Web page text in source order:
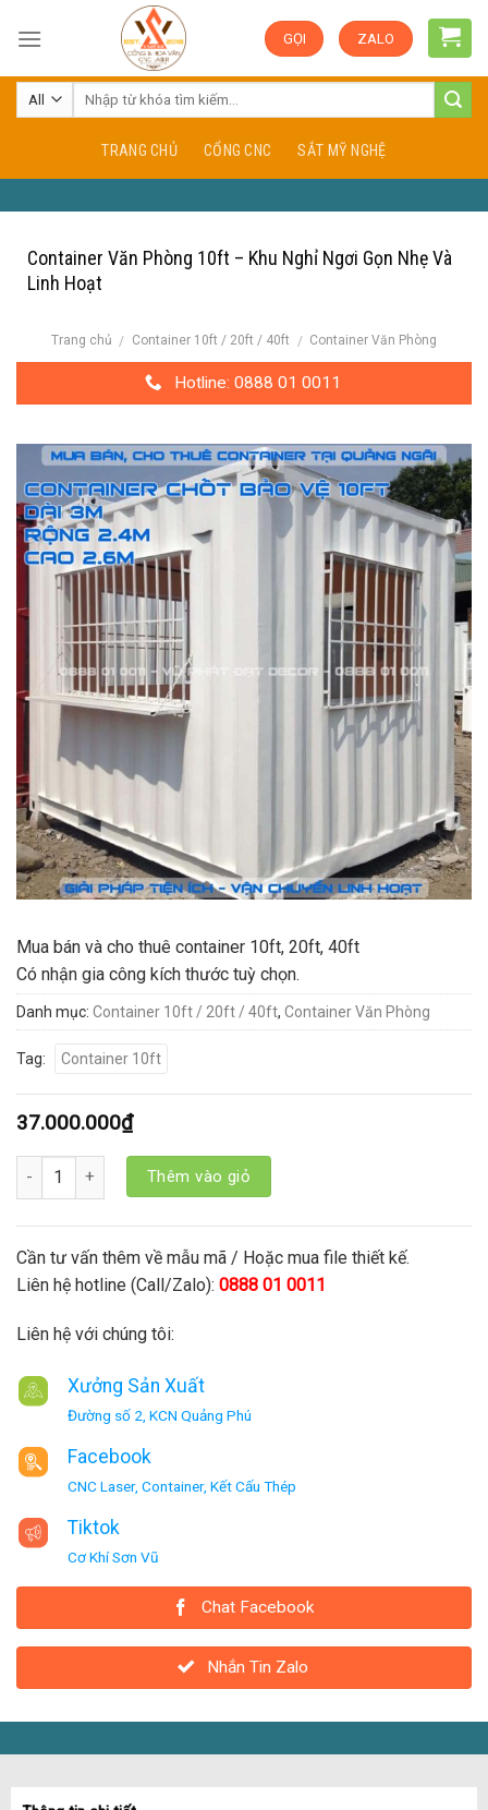
GỌI ZALO
TRANG CHỦ CỔNG CNC SẮT MỸ NGHỆ
Container Văn Phòng 10ft – Khu Nghỉ Ngơi Gọn Nhẹ Và
Linh Hoạt
Trang chủ / Container 10ft / 20ft / 40ft / Container Văn Phòng
Hotline: 0888 01 0011
Mua bán và cho thuê container 10ft, 20ft, 40ft
Có nhận gia công kích thước tuỳ chọn.
Danh mục: Container 10ft / 20ft / 40ft, Container Văn Phòng
Tag: Container 10ft
37.000.000₫
Số lượng Thêm vào giỏ
Cần tư vấn thêm về mẫu mã / Hoặc mua file thiết kế.
Liên hệ hotline (Call/Zalo): 0888 01 0011
Liên hệ với chúng tôi:
Xưởng Sản Xuất
Đường số 2, KCN Quảng Phú
Facebook
CNC Laser, Container, Kết Cấu Thép
Tiktok
Cơ Khí Sơn Vũ
Chat Facebook
Nhắn Tin Zalo